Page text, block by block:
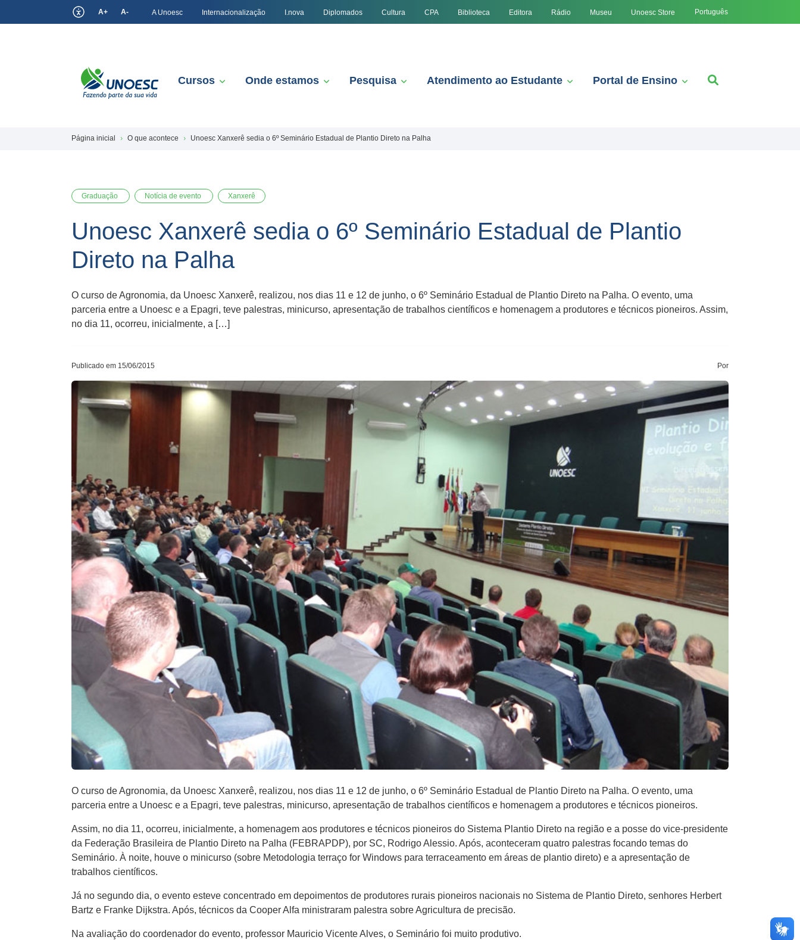
A+ A- A Unoesc Internacionalização I.nova Diplomados Cultura CPA Biblioteca Editora Rádio Museu Unoesc Store Português
Cursos Onde estamos Pesquisa Atendimento ao Estudante Portal de Ensino
Página inicial O que acontece Unoesc Xanxerê sedia o 6º Seminário Estadual de Plantio Direto na Palha
Graduação Notícia de evento Xanxerê
Unoesc Xanxerê sedia o 6º Seminário Estadual de Plantio
Direto na Palha
O curso de Agronomia, da Unoesc Xanxerê, realizou, nos dias 11 e 12 de junho, o 6º Seminário Estadual de Plantio Direto na Palha. O evento, uma
parceria entre a Unoesc e a Epagri, teve palestras, minicurso, apresentação de trabalhos científicos e homenagem a produtores e técnicos pioneiros. Assim,
no dia 11, ocorreu, inicialmente, a […]
Publicado em 15/06/2015 Por
O curso de Agronomia, da Unoesc Xanxerê, realizou, nos dias 11 e 12 de junho, o 6º Seminário Estadual de Plantio Direto na Palha. O evento, uma
parceria entre a Unoesc e a Epagri, teve palestras, minicurso, apresentação de trabalhos científicos e homenagem a produtores e técnicos pioneiros.
Assim, no dia 11, ocorreu, inicialmente, a homenagem aos produtores e técnicos pioneiros do Sistema Plantio Direto na região e a posse do vice-presidente
da Federação Brasileira de Plantio Direto na Palha (FEBRAPDP), por SC, Rodrigo Alessio. Após, aconteceram quatro palestras focando temas do
Seminário. À noite, houve o minicurso (sobre Metodologia terraço for Windows para terraceamento em áreas de plantio direto) e a apresentação de
trabalhos científicos.
Já no segundo dia, o evento esteve concentrado em depoimentos de produtores rurais pioneiros nacionais no Sistema de Plantio Direto, senhores Herbert
Bartz e Franke Dijkstra. Após, técnicos da Cooper Alfa ministraram palestra sobre Agricultura de precisão.
Na avaliação do coordenador do evento, professor Mauricio Vicente Alves, o Seminário foi muito produtivo.